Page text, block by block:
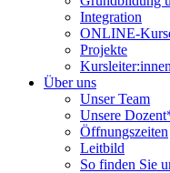
Integration
ONLINE-
Projekte
Über uns
Unser Team
Unsere
Öffnungszeiten
Leitbild
So finden Sie